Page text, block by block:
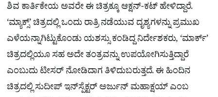
ಶಿವ ಕಾರ್ತಿಕೇಯ ಅವರೇ ಈ ಚಿತ್ರಕ್ಕೂ ಆಕ್ಷನ್​-ಕಟ್​ ಹೇಳಿದ್ದಾರೆ.
‘ಮ್ಯಾಕ್ಸ್​’ ಚಿತ್ರದಲ್ಲಿ ಒಂದು ರಾತ್ರಿ ನಡೆಯುವ ದೃಶ್ಯಗಳನ್ನು ಪ್ರಮುಖ
ಎಳೆಯನ್ನಾಗಿಟ್ಟುಕೊಂಡು ಯಶಸ್ಸು ಕಂಡಿದ್ದ ನಿರ್ದೇಶಕರು, ‘ಮಾರ್ಕ್​’
ಚಿತ್ರದಲ್ಲಿಯೂ ಸಹ ಅದೇ ತಂತ್ರವನ್ನು ಉಪಯೋಗಿಸುತ್ತಿದ್ದಾರೆ
ಎಂಬುದು ಟೀಸರ್ ನೋಡಿದಾಗ ತಿಳಿದುಬರುತ್ತದೆ. ಈ ಹಿಂದಿನ
ಚಿತ್ರದಲ್ಲಿ ಸುದೀಪ್​ ಇನ್‌ಸ್ಪೆಕ್ಟರ್‌ ಅರ್ಜುನ್‌ ಮಹಾಕ್ಷಯ್‌ ಎಂಬ